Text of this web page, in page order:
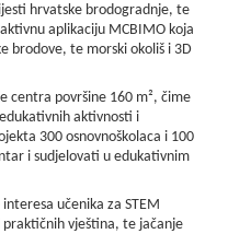
hrvatske brodogradnje, te
aplikaciju MCBIMO koja
brodove, te morski okoliš i 3D
centra površine 160 m², čime
aktivnosti i
300 osnovnoškolaca i 100
i sudjelovati u edukativnim
učenika za STEM
vještina, te jačanje